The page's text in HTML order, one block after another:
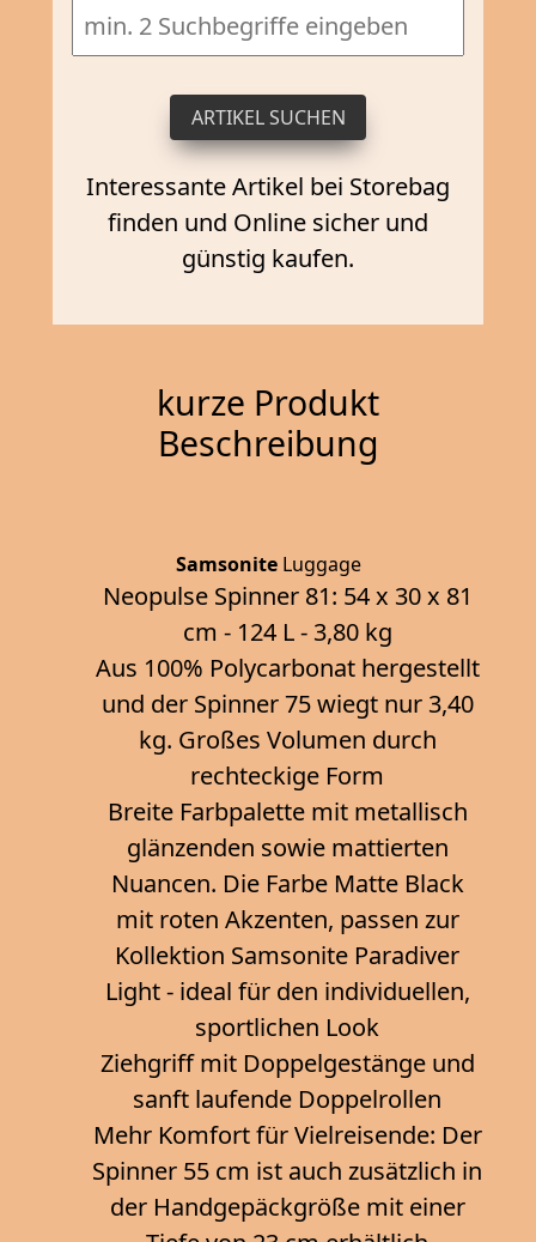
Interessante Artikel bei Storebag
finden und Online sicher und
günstig kaufen.
kurze Produkt
Beschreibung
SamsoniteLuggage
Neopulse Spinner 81: 54 x 30 x 81
cm - 124 L - 3,80 kg
Aus 100% Polycarbonat hergestellt
und der Spinner 75 wiegt nur 3,40
kg. Großes Volumen durch
rechteckige Form
Breite Farbpalette mit metallisch
glänzenden sowie mattierten
Nuancen. Die Farbe Matte Black
mit roten Akzenten, passen zur
Kollektion Samsonite Paradiver
Light - ideal für den individuellen,
sportlichen Look
Ziehgriff mit Doppelgestänge und
sanft laufende Doppelrollen
Mehr Komfort für Vielreisende: Der
Spinner 55 cm ist auch zusätzlich in
der Handgepäckgröße mit einer